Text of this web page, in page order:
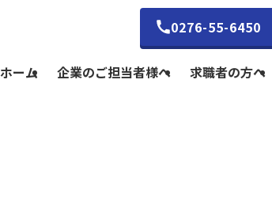
ホーム 企業のご担当者様へ 求職者の方へ
0276-55-6450